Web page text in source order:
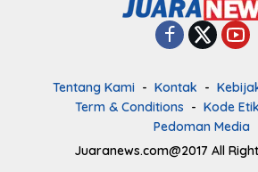
Tentang Kami Kontak
Term & Conditions
Kode
Pedoman Media
Juaranews.com@2017 All